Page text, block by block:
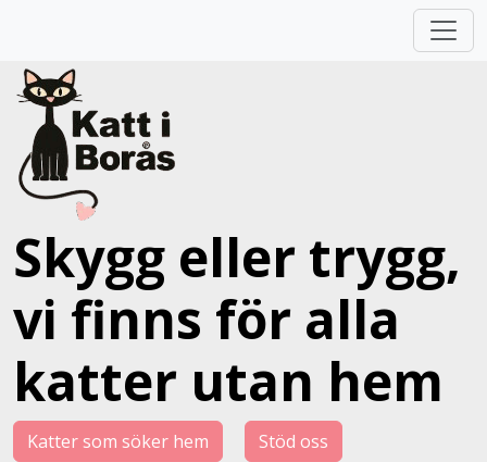
Skygg eller trygg,
vi finns för alla
katter utan hem
Katter som söker hem Stöd oss